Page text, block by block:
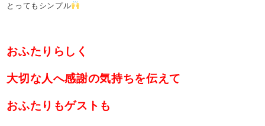
とってもシンプル
おふたりらしく
大切な人へ感謝の気持ちを伝えて
おふたりもゲストも